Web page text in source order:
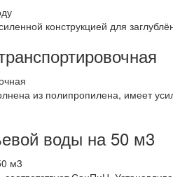
конструкцией для
из полипропилена, имеет
воды на 50 м3